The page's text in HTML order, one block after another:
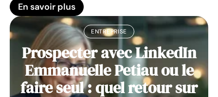
En savoir plus
ENTREPRISE
Prospecter avec LinkedIn
Emmanuelle Petiau ou le
faire seul : quel retour sur